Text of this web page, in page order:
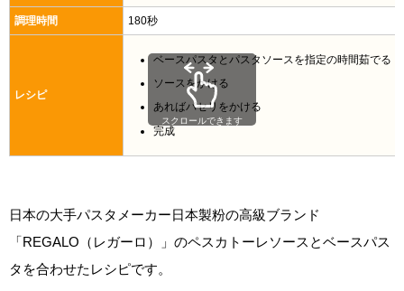
調理時間 180秒
レシピ
ベースパスタとパスタソースを指定の時間茹でる
ソースをかける
あればパセリをかける
完成
スクロールできます
日本の大手パスタメーカー日本製粉の高級ブランド
「REGALO（レガーロ）」のペスカトーレソースとベースパス
タを合わせたレシピです。